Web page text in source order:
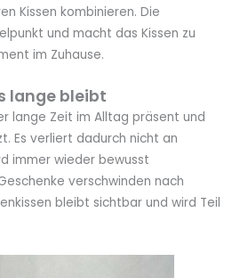
Kissen kombinieren. Die
und macht das Kissen zu
im Zuhause.
lange bleibt
lange Zeit im Alltag präsent und
Es verliert dadurch nicht an
immer wieder bewusst
verschwinden nach
bleibt sichtbar und wird Teil